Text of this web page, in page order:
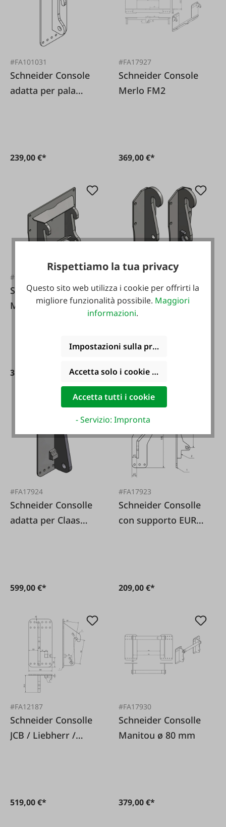
#FA101031
Schneider Console
adatta per pala
239,00 €*
#FA17927
Schneider Console
Merlo FM2
369,00 €*
#FA118027
Schneider Console
Mini Kramer
319,00 €*
Schneider Console
Mini Schäffer
Hoflader
198,00 €*
#FA17924
Schneider Consolle
adatta per Claas
599,00 €*
#FA17923
Schneider Consolle
con supporto EURO
209,00 €*
#FA12187
Schneider Consolle
JCB / Liebherr /
519,00 €*
#FA17930
Schneider Consolle
Manitou ø 80 mm
379,00 €*
Rispettiamo la tua privacy
Questo sito web utilizza i cookie per offrirti la
migliore funzionalità possibile. Maggiori
informazioni.
Impostazioni sulla privacy
Accetta solo i cookie funzionali
Accetta tutti i cookie
- Servizio: Impronta